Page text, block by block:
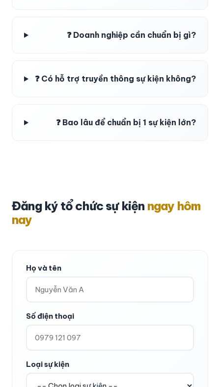
❓ Doanh nghiệp cần chuẩn bị gì?
❓ Có hỗ trợ truyền thông sự kiện không?
❓ Bao lâu để chuẩn bị 1 sự kiện lớn?
Đăng ký tổ chức sự kiện ngay hôm
nay
Họ và tên
Số điện thoại
Loại sự kiện